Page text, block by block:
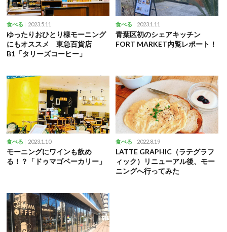
食べる 2023.5.11
ゆったりおひとり様モーニング
にもオススメ 東急百貨店
B1「タリーズコーヒー」
食べる 2023.1.11
青葉区初のシェアキッチン
FORT MARKET内覧レポート！
食べる 2023.1.10
モーニングにワインも飲め
る！？「ドゥマゴベーカリー」
食べる 2022.8.19
LATTE GRAPHIC（ラテグラフ
ィック）リニューアル後、モー
ニングへ行ってみた